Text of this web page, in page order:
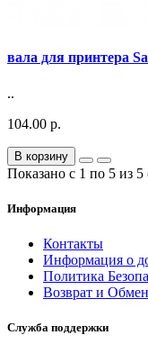
вала для принтера
..
104.00 р.
В корзину
Показано с 1 по 5 из 5
Информация
Контакты
Информация о
Политика
Возврат и Обмен
Служба поддержки